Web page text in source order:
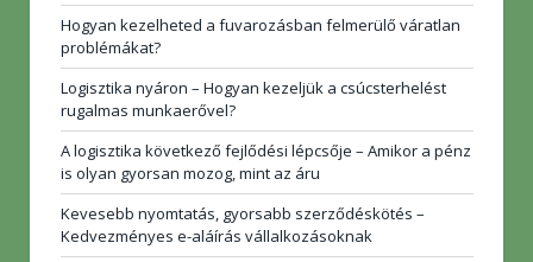
Hogyan kezelheted a fuvarozásban felmerülő váratlan
problémákat?
Logisztika nyáron – Hogyan kezeljük a csúcsterhelést
rugalmas munkaerővel?
A logisztika következő fejlődési lépcsője – Amikor a pénz
is olyan gyorsan mozog, mint az áru
Kevesebb nyomtatás, gyorsabb szerződéskötés –
Kedvezményes e-aláírás vállalkozásoknak